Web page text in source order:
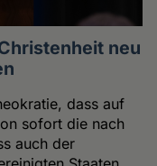
neu
dass auf
sofort die nach
auch der